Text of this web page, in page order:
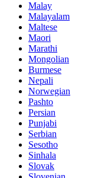
Malay
Malayalam
Maltese
Maori
Marathi
Mongolian
Burmese
Nepali
Norwegian
Pashto
Persian
Punjabi
Serbian
Sesotho
Sinhala
Slovak